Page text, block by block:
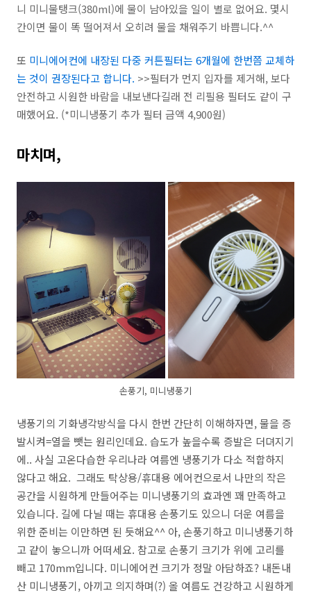
니 미니물탱크(380ml)에 물이 남아있을 일이 별로 없어요. 몇시
간이면 물이 똑 떨어져서 오히려 물을 채워주기 바쁩니다.^^
또 미니에어컨에 내장된 다중 커튼필터는 6개월에 한번쯤 교체하
는 것이 권장된다고 합니다. >>필터가 먼지 입자를 제거해, 보다
안전하고 시원한 바람을 내보낸다길래 전 리필용 필터도 같이 구
매했어요. (*미니냉풍기 추가 필터 금액 4,900원)
마치며,
손풍기, 미니냉풍기
냉풍기의 기화냉각방식을 다시 한번 간단히 이해하자면, 물을 증
발시켜=열을 뺏는 원리인데요. 습도가 높을수록 증발은 더뎌지기
에.. 사실 고온다습한 우리나라 여름엔 냉풍기가 다소 적합하지
않다고 해요. 그래도 탁상용/휴대용 에어컨으로서 나만의 작은
공간을 시원하게 만들어주는 미니냉풍기의 효과엔 꽤 만족하고
있습니다. 길에 다닐 때는 휴대용 손풍기도 있으니 더운 여름을
위한 준비는 이만하면 된 듯해요^^ 아, 손풍기하고 미니냉풍기하
고 같이 놓으니까 어떠세요. 참고로 손풍기 크기가 위에 고리를
빼고 170mm입니다. 미니에어컨 크기가 정말 아담하죠? 내돈내
산 미니냉풍기, 아끼고 의지하며(?) 올 여름도 건강하고 시원하게